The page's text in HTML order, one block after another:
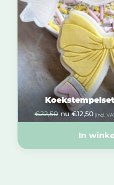
€22,50 nu €12,50 (incl.
In